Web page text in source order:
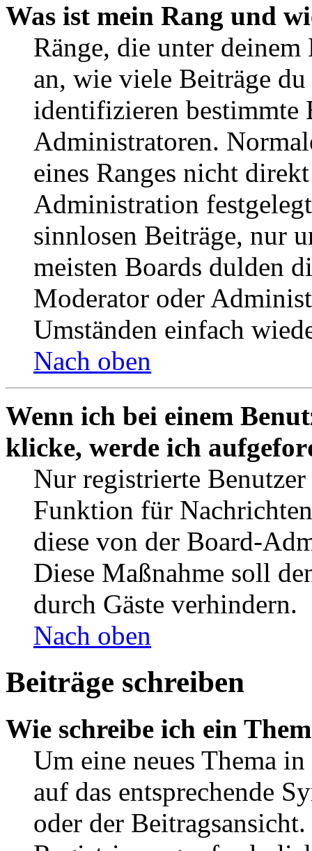
Was ist mein Rang und
Ränge, die unter deinem
an, wie viele Beiträge
identifizieren bestimmte
Administratoren.
eines Ranges nicht
Administration
sinnlosen Beiträge, nur
meisten Boards dulden
Moderator oder
Umständen einfach
Nach oben
Wenn ich bei einem
klicke, werde ich
Nur registrierte
Funktion für
diese von der Board-
Diese Maßnahme soll
durch Gäste verhindern.
Nach oben
Beiträge schreiben
Wie schreibe ich ein
Um eine neues Thema
auf das entsprechende
oder der